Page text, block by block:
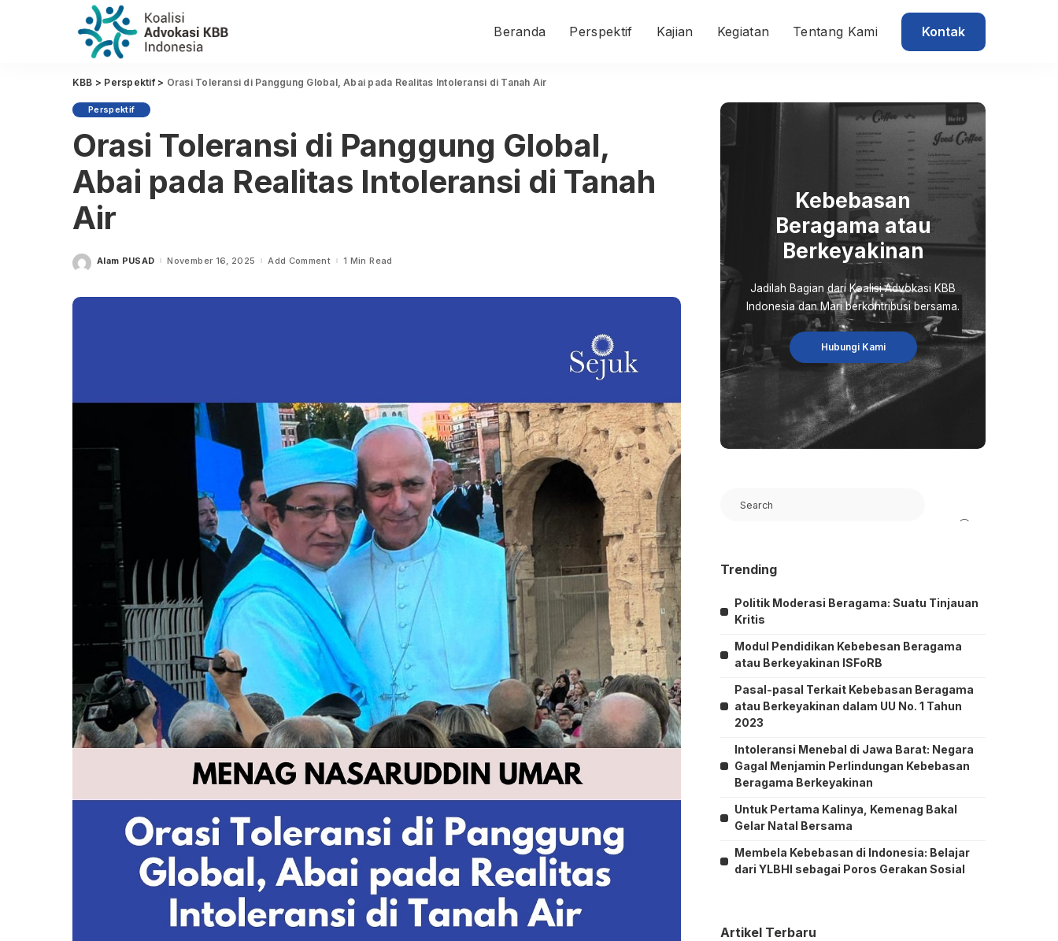
Beranda Perspektif Kajian Kegiatan Tentang Kami Kontak
KBB > Perspektif> Orasi Toleransi di Panggung Global, Abai pada Realitas Intoleransi di Tanah Air
Perspektif
Orasi Toleransi di Panggung Global,
Abai pada Realitas Intoleransi di Tanah
Air
Posted
Alam PUSAD November 16, 2025 Add Comment 1 Min Read
Kebebasan
Beragama atau
Berkeyakinan
Jadilah Bagian dari Koalisi Advokasi KBB
Indonesia dan Mari berkontribusi bersama.
Hubungi Kami
Trending
Politik Moderasi Beragama: Suatu Tinjauan
Kritis
Modul Pendidikan Kebebesan Beragama
atau Berkeyakinan ISFoRB
Pasal-pasal Terkait Kebebasan Beragama
atau Berkeyakinan dalam UU No. 1 Tahun
2023
Intoleransi Menebal di Jawa Barat: Negara
Gagal Menjamin Perlindungan Kebebasan
Beragama Berkeyakinan
Untuk Pertama Kalinya, Kemenag Bakal
Gelar Natal Bersama
Membela Kebebasan di Indonesia: Belajar
dari YLBHI sebagai Poros Gerakan Sosial
Artikel Terbaru